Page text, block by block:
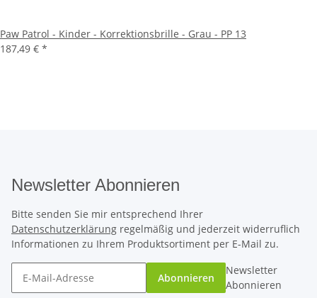
Paw Patrol - Kinder - Korrektionsbrille - Grau - PP 13
187,49 € *
Newsletter Abonnieren
Bitte senden Sie mir entsprechend Ihrer
Datenschutzerklärung regelmäßig und jederzeit widerruflich
Informationen zu Ihrem Produktsortiment per E-Mail zu.
Abonnieren
Newsletter
Abonnieren